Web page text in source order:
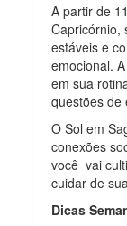
A partir de
Capricórnio,
estáveis e
emocional.
em sua
questões de
O Sol em
conexões
você vai
cuidar de
Dicas